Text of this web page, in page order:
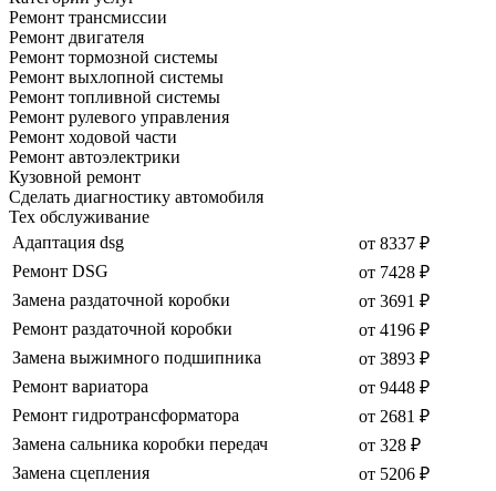
Ремонт трансмиссии
Ремонт двигателя
Ремонт тормозной системы
Ремонт выхлопной системы
Ремонт топливной системы
Ремонт рулевого управления
Ремонт ходовой части
Ремонт автоэлектрики
Кузовной ремонт
Сделать диагностику автомобиля
Тех обслуживание
Адаптация dsg
от 8337 ₽
Ремонт DSG
от 7428 ₽
Замена раздаточной коробки
от 3691 ₽
Ремонт раздаточной коробки
от 4196 ₽
Замена выжимного подшипника
от 3893 ₽
Ремонт вариатора
от 9448 ₽
Ремонт гидротрансформатора
от 2681 ₽
Замена сальника коробки передач
от 328 ₽
Замена сцепления
от 5206 ₽